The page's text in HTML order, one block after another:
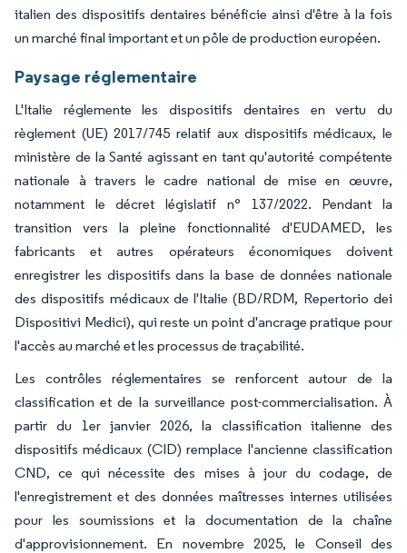
italien des dispositifs dentaires bénéficie ainsi d'être à la fois
un marché final important et un pôle de production européen.
Paysage réglementaire
L'Italie réglemente les dispositifs dentaires en vertu du
règlement (UE) 2017/745 relatif aux dispositifs médicaux, le
ministère de la Santé agissant en tant qu'autorité compétente
nationale à travers le cadre national de mise en œuvre,
notamment le décret législatif n° 137/2022. Pendant la
transition vers la pleine fonctionnalité d'EUDAMED, les
fabricants et autres opérateurs économiques doivent
enregistrer les dispositifs dans la base de données nationale
des dispositifs médicaux de l'Italie (BD/RDM, Repertorio dei
Dispositivi Medici), qui reste un point d'ancrage pratique pour
l'accès au marché et les processus de traçabilité.
Les contrôles réglementaires se renforcent autour de la
classification et de la surveillance post-commercialisation. À
partir du 1er janvier 2026, la classification italienne des
dispositifs médicaux (CID) remplace l'ancienne classification
CND, ce qui nécessite des mises à jour du codage, de
l'enregistrement et des données maîtresses internes utilisées
pour les soumissions et la documentation de la chaîne
d'approvisionnement. En novembre 2025, le Conseil des